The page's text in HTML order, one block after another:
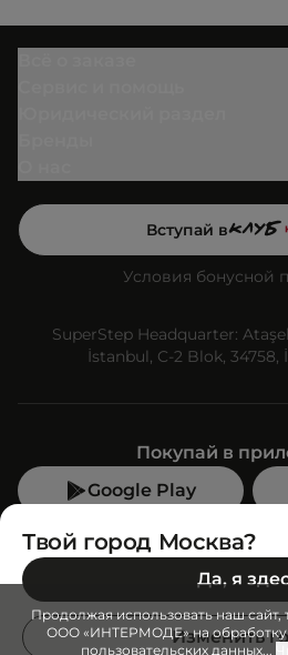
Продолжая использовать наш сайт,
ООО «ИНТЕРМОДЕ» на обработку
пользовательских данных...
Вступай в
Условия бонусной
SuperStep Headquarter:
İstanbul, C-2 Blok, 34758,
Покупай в
Google Play
Мы в
Позвони
+7 (499)
Твой город Москва?
Да, я
Изменить